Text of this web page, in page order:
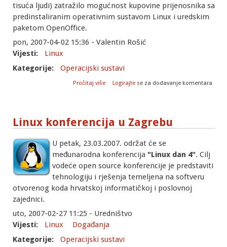
tisuća ljudi) zatražilo mogućnost kupovine prijenosnika sa
predinstaliranim operativnim sustavom Linux i uredskim
paketom OpenOffice.
pon, 2007-04-02 15:36 - Valentin Rošić
Vijesti:
Linux
Kategorije:
Operacijski sustavi
Pročitaj više o Dell isporučuje linux
Logirajte se za dodavanje komentara
Linux konferencija u Zagrebu
U petak, 23.03.2007. održat će se
međunarodna konferencija "Linux dan 4". Cilj
vodeće open source konferencije je predstaviti
tehnologiju i rješenja temeljena na softveru
otvorenog koda hrvatskoj informatičkoj i poslovnoj
zajednici.
uto, 2007-02-27 11:25 - Uredništvo
Vijesti:
Linux
Događanja
Kategorije:
Operacijski sustavi